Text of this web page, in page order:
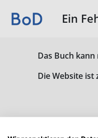
Ein
Das Buch
Die Website